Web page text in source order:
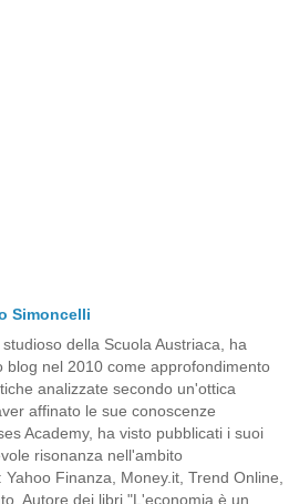
Simoncelli
della Scuola Austriaca, ha
blog nel 2010 come approfondimento
analizzate secondo un'ottica
affinato le sue conoscenze
Academy, ha visto pubblicati i suoi
risonanza nell'ambito
Finanza, Money.it, Trend Online,
Autore dei libri "L'economia è un